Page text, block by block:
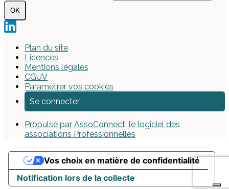
OK
Plan du site
Licences
Mentions légales
CGUV
Paramétrer vos cookies
Se connecter
Propulsé par AssoConnect, le logiciel des
associations Professionnelles
Notification lors de la collecte
Vos choix en matière de confidentialité